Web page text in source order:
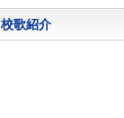
校歌紹介